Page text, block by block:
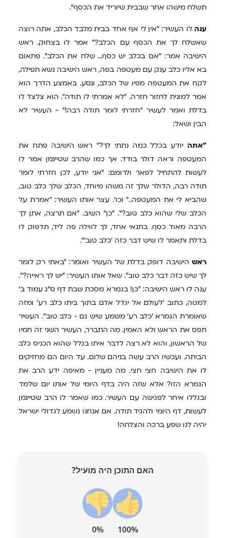
תשלח מישהו אחר שבבית שיוריד את הכסף".
ענה לו העשיר: "אין לי אף אחד בבית מלבד הכלב, אתה רוצה
שאשלח לך את הכסף עם הכלב?" אמר לו בצחוק. ראש
הישיבה אמר: "אם בכלב יש כסף... שלח את הכלב". פתאום
בא אליו כלב ענק עם מעטפה בפה, ראש הישיבה נשא תפילה,
לקח את המעטפה מפיו של הכלב, ונסע. באמצע הדרך הוא
אמר למונית לחזור חזרה. "לא אמרתי לו תודה". הוא צלצל לו
בדלת ואמר לעשיר "חזרתי לומר תודה רבה!" - העשיר לא
הבין ושאל:
"אתה יודע בכלל כמה נתתי לך?" ראש הישיבה פתח את
המעטפה וראה דולר בודד. אך כמו שהרב שטיינמן אמר לו
לעשות להתחיל לפאר ולרומם: "אני יודע, לכן חזרתי לומר
תודה רבה, הדולר שלך זה משהו מיוחד, הכלב שלך כלב טוב,
שהביא לי את המעטפה.." וכו'. עצר אותו העשיר: "אמרת על
הכלב שלי שהוא כלב טוב?". "כן" השיב. "אם תרצה, אתן לך
הרבה מאוד כסף. בתנאי אחד, לך לווילה פה ליד, תדפוק לו
בדלת ותאמר לו שיש דבר כזה 'כלב טוב'".
ראש הישיבה דופק בדלת של העשיר ואומר: "באתי רק לומר
לך שיש כזה דבר כלב טוב". שאל אותו העשיר: "יש לך ראייה?".
ענה לו ראש הישיבה: "כן! בגמרא מסכת שבת דף ס"ג עמוד ב'
למטה, כתוב 'לעולם אל יגדל אדם בתוך ביתו כלב רע' ומזה
שאומרת הגמרא 'כלב רע' משמע שיש גם - כלב טוב". העשיר
תפס את הראש ולא האמין. מה התברר, העשיר השני זה חמיו
של הראשון, והוא לא רצה לדבר איתו בגלל שהוא הכניס כלב
הביתה. ועכשיו הרב עשה בניהם שלום. עד היום הם מחזיקים
לו את הישיבה חצי חצי. מה מעניין - מאיפה ידע הרב את
הגמרא הזו? אלא שזה היה בדף היומי של אותו יום שלמד
ובגללו איחר לפגישה עם העשיר. כמו שאמר לו הרב שטיינמן
לעשות, דף היומי ולהגיד תודה. אם אנחנו נשמע לגדולי ישראל
יהיה לנו שפע ברכה והצלחה!
האם התוכן היה מועיל?
100%
0%